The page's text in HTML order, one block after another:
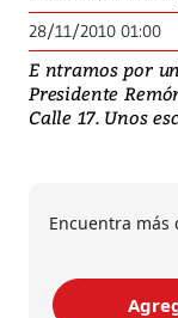
28/11/2010 01:00
E ntramos por
Presidente
Calle 17. Unos
Encuentra